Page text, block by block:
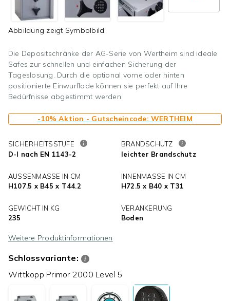
Abbildung zeigt Symbolbild
Die Depositschränke der AG-Serie von Wertheim sind ideale
Safes zur schnellen und einfachen Sicherung der
Tageslosung. Durch die optional vorne oder hinten
positionierte Einwurflade können sie perfekt auf Ihre
Bedürfnisse abgestimmt werden.
-10% Aktion - Gutscheincode: WERTHEIM
SICHERHEITSSTUFE
D-I nach EN 1143-2
BRANDSCHUTZ
leichter Brandschutz
AUSSENMASSE IN CM
H107.5 x B45 x T44.2
INNENMASSE IN CM
H72.5 x B40 x T31
GEWICHT IN KG
235
VERANKERUNG
Boden
Weitere Produktinformationen
Schlossvariante:
Wittkopp Primor 2000 Level 5